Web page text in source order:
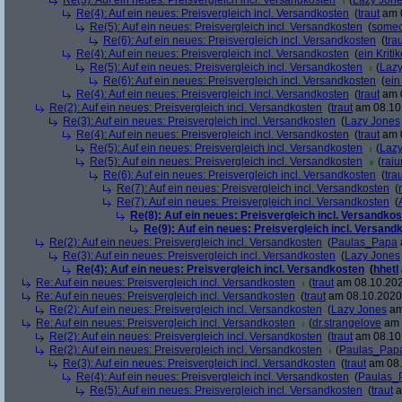
Re(4): Auf ein neues: Preisvergleich incl. Versandkosten (traut am
Re(5): Auf ein neues: Preisvergleich incl. Versandkosten (
Re(6): Auf ein neues: Preisvergleich incl. Versandkosten (
Re(4): Auf ein neues: Preisvergleich incl. Versandkosten (ein
Re(5): Auf ein neues: Preisvergleich incl. Versandkosten
(
Re(6): Auf ein neues: Preisvergleich incl. Versandkosten (ein
Re(4): Auf ein neues: Preisvergleich incl. Versandkosten (traut am
Re(2): Auf ein neues: Preisvergleich incl. Versandkosten (traut am
Re(3): Auf ein neues: Preisvergleich incl. Versandkosten (Lazy Jones
Re(4): Auf ein neues: Preisvergleich incl. Versandkosten (traut am
Re(5): Auf ein neues: Preisvergleich incl. Versandkosten
(
Re(5): Auf ein neues: Preisvergleich incl. Versandkosten
(
Re(6): Auf ein neues: Preisvergleich incl. Versandkosten (
Re(7): Auf ein neues: Preisvergleich incl. Versandkosten (
Re(7): Auf ein neues: Preisvergleich incl. Versandkosten (
Re(8): Auf ein neues: Preisvergleich incl.
Re(9): Auf ein neues: Preisvergleich incl.
Re(2): Auf ein neues: Preisvergleich incl. Versandkosten (Paulas_Papa
Re(3): Auf ein neues: Preisvergleich incl. Versandkosten (Lazy Jones
Re(4): Auf ein neues: Preisvergleich incl. Versandkosten (hhetl
Re: Auf ein neues: Preisvergleich incl. Versandkosten
(traut am
Re: Auf ein neues: Preisvergleich incl. Versandkosten (traut am
Re(2): Auf ein neues: Preisvergleich incl. Versandkosten (Lazy Jones
Re: Auf ein neues: Preisvergleich incl. Versandkosten
(dr.strangelove am
Re(2): Auf ein neues: Preisvergleich incl. Versandkosten (traut am
Re(2): Auf ein neues: Preisvergleich incl. Versandkosten
(
Re(3): Auf ein neues: Preisvergleich incl. Versandkosten (traut am
Re(4): Auf ein neues: Preisvergleich incl. Versandkosten (
Re(5): Auf ein neues: Preisvergleich incl. Versandkosten (traut